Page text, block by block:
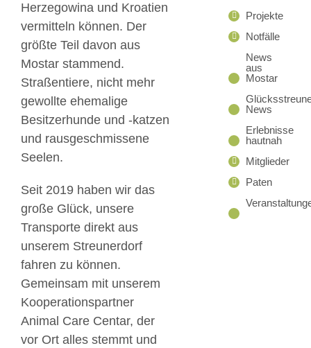
Herzegowina und Kroatien
vermitteln können. Der
größte Teil davon aus
Mostar stammend.
Straßentiere, nicht mehr
gewollte ehemalige
Besitzerhunde und -katzen
und rausgeschmissene
Seelen.
Seit 2019 haben wir das
große Glück, unsere
Transporte direkt aus
unserem Streunerdorf
fahren zu können.
Gemeinsam mit unserem
Kooperationspartner
Animal Care Centar, der
vor Ort alles stemmt und
Projekte
Notfälle
News
aus
Mostar
News
Erlebnisse
hautnah
Mitglieder
Paten